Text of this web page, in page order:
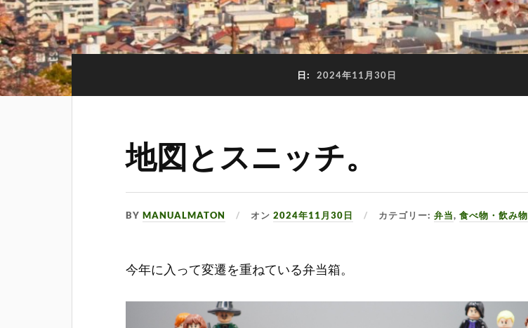
日: 2024年11月30日
地図とスニッチ。
BYMANUALMATON オン2024年11月30日 カテゴリー:弁当,食べ物・飲み物
今年に入って変遷を重ねている弁当箱。